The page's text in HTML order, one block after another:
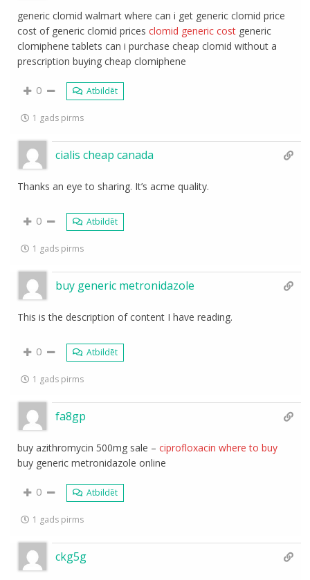
generic clomid walmart where can i get generic clomid price
cost of generic clomid pricesclomid generic cost generic
clomiphene tablets can i purchase cheap clomid without a
prescription buying cheap clomiphene
0 Atbildēt
1 gads pirms
cialis cheap canada
Thanks an eye to sharing. It’s acme quality.
0 Atbildēt
1 gads pirms
buy generic metronidazole
This is the description of content I have reading.
0 Atbildēt
1 gads pirms
fa8gp
buy azithromycin 500mg sale –ciprofloxacin where to buy
buy generic metronidazole online
0 Atbildēt
1 gads pirms
ckg5g